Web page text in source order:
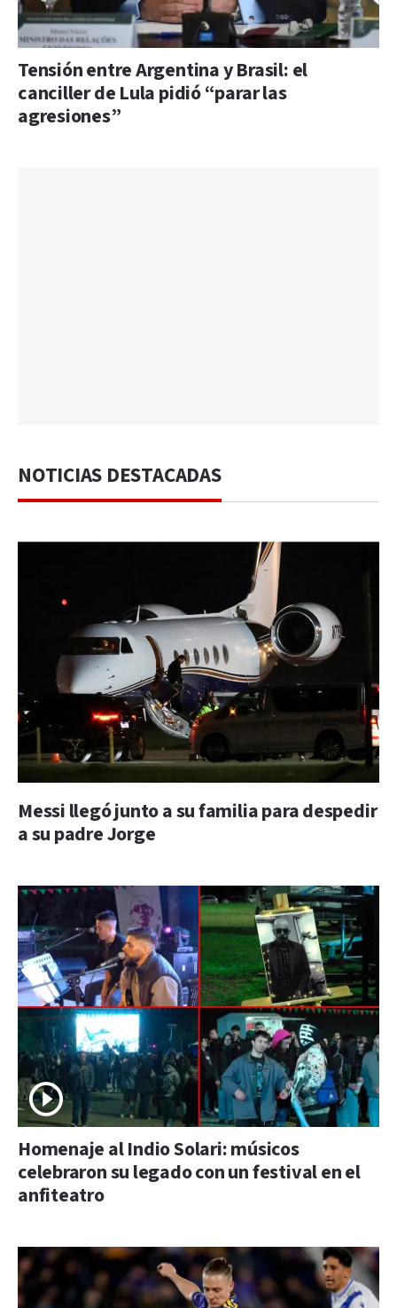
Tensión entre Argentina y Brasil: el
canciller de Lula pidió “parar las
agresiones”
NOTICIAS DESTACADAS
Messi llegó junto a su familia para despedir
a su padre Jorge
Homenaje al Indio Solari: músicos
celebraron su legado con un festival en el
anfiteatro